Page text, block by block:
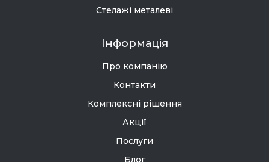
Стелажі металеві
Інформація
Про компанію
Контакти
Комплексні рішення
Акції
Послуги
Блог